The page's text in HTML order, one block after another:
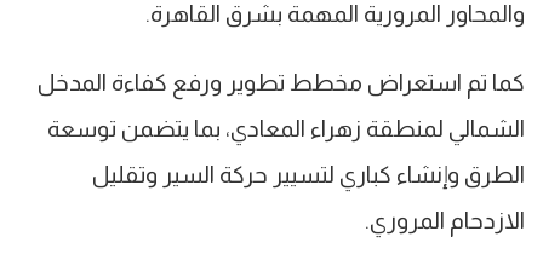
والمحاور المرورية المهمة بشرق القاهرة.
كما تم استعراض مخطط تطوير ورفع كفاءة المدخل
الشمالي لمنطقة زهراء المعادي، بما يتضمن توسعة
الطرق وإنشاء كباري لتسيير حركة السير وتقليل
الازدحام المروري.